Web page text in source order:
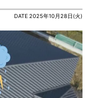
DATE 2025年10月28日(火)